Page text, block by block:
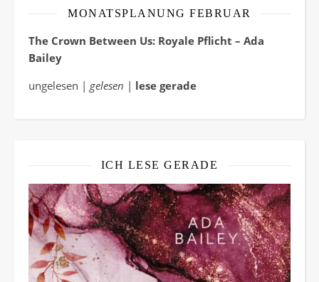
MONATSPLANUNG FEBRUAR
The Crown Between Us: Royale Pflicht – Ada
Bailey
ungelesen | gelesen | lese gerade
ICH LESE GERADE